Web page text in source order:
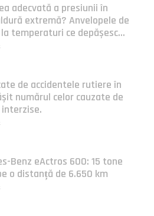
adecvată a presiunii în
extremă? Anvelopele de
temperaturi ce depășesc...
de accidentele rutiere în
numărul celor cauzate de
Benz eActros 600: 15 tone
o distanță de 6.650 km